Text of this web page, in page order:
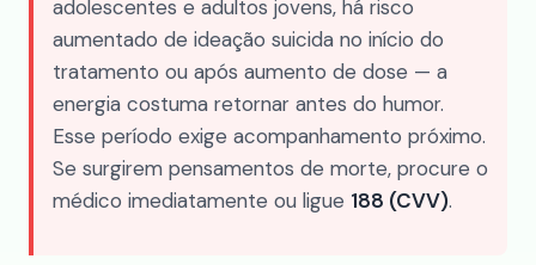
adolescentes e adultos jovens, há risco
aumentado de ideação suicida no início do
tratamento ou após aumento de dose — a
energia costuma retornar antes do humor.
Esse período exige acompanhamento próximo.
Se surgirem pensamentos de morte, procure o
médico imediatamente ou ligue 188 (CVV).